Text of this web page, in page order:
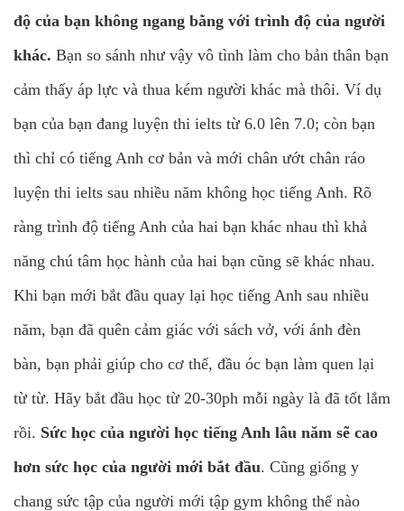
độ của bạn không ngang bằng với trình độ của người
khác. Bạn so sánh như vậy vô tình làm cho bản thân bạn
cảm thấy áp lực và thua kém người khác mà thôi. Ví dụ
bạn của bạn đang luyện thi ielts từ 6.0 lên 7.0; còn bạn
thì chỉ có tiếng Anh cơ bản và mới chân ướt chân ráo
luyện thi ielts sau nhiều năm không học tiếng Anh. Rõ
ràng trình độ tiếng Anh của hai bạn khác nhau thì khả
năng chú tâm học hành của hai bạn cũng sẽ khác nhau.
Khi bạn mới bắt đầu quay lại học tiếng Anh sau nhiều
năm, bạn đã quên cảm giác với sách vở, với ánh đèn
bàn, bạn phải giúp cho cơ thể, đầu óc bạn làm quen lại
từ từ. Hãy bắt đầu học từ 20-30ph mỗi ngày là đã tốt lắm
rồi. Sức học của người học tiếng Anh lâu năm sẽ cao
hơn sức học của người mới bắt đầu. Cũng giống y
chang sức tập của người mới tập gym không thể nào